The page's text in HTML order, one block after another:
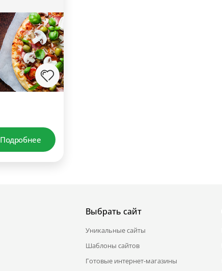
Подробнее
Выбрать сайт
Уникальные сайты
Шаблоны сайтов
Готовые интернет-магазины